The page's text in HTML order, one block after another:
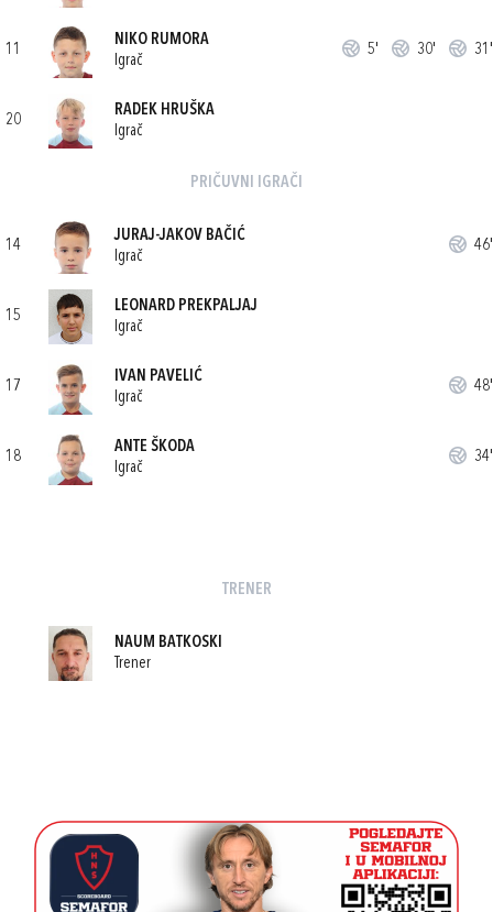
11
NIKO RUMORA
Igrač
5' 30' 31'
20
RADEK HRUŠKA
Igrač
PRIČUVNI IGRAČI
14
JURAJ-JAKOV BAČIĆ
Igrač
46'
15
LEONARD PREKPALJAJ
Igrač
17
IVAN PAVELIĆ
Igrač
48'
18
ANTE ŠKODA
Igrač
34'
TRENER
NAUM BATKOSKI
Trener